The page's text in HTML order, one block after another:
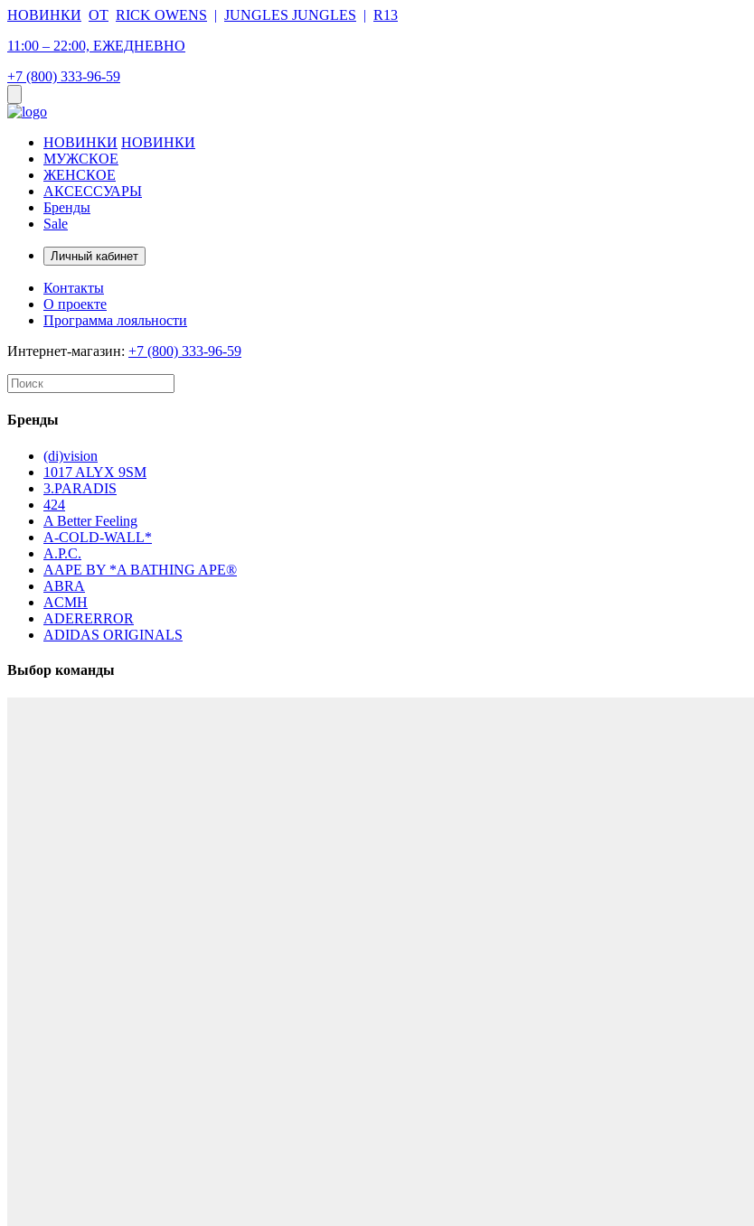
НОВИНКИ ОТ RICK OWENS | JUNGLES JUNGLES | R13
11:00 – 22:00, ЕЖЕДНЕВНО
+7 (800) 333-96-59
НОВИНКИ НОВИНКИ
МУЖСКОЕ
ЖЕНСКОЕ
АКСЕССУАРЫ
Бренды
Sale
Личный кабинет
Контакты
О проекте
Программа лояльности
Интернет-магазин: +7 (800) 333-96-59
Бренды
(di)vision
1017 ALYX 9SM
3.PARADIS
424
A Better Feeling
A-COLD-WALL*
A.P.C.
AAPE BY *A BATHING APE®
ABRA
ACMH
ADERERROR
ADIDAS ORIGINALS
Выбор команды